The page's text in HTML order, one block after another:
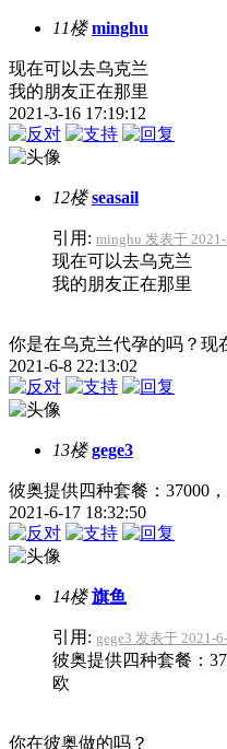
11楼 minghu
现在可以去乌克兰
我的朋友正在那里
2021-3-16 17:19:12
12楼 seasail
引用: minghu 发表于
现在可以去乌克兰
我的朋友正在那里
你是在乌克兰代孕的吗？现
2021-6-8 22:13:02
13楼 gege3
彼奥提供四种套餐：37000
2021-6-17 18:32:50
14楼 旗鱼
引用: gege3 发表于 2021-
彼奥提供四种套餐：
欧
你在彼奥做的吗？